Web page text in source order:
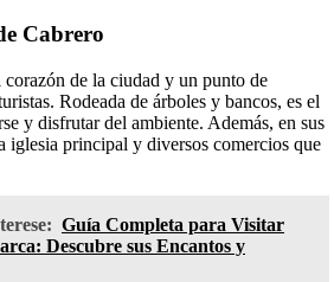
Cabrero
corazón de la ciudad y un punto de
Rodeada de árboles y bancos, es el
y disfrutar del ambiente. Además, en sus
iglesia principal y diversos comercios que
Guía Completa para Visitar
Descubre sus Encantos y